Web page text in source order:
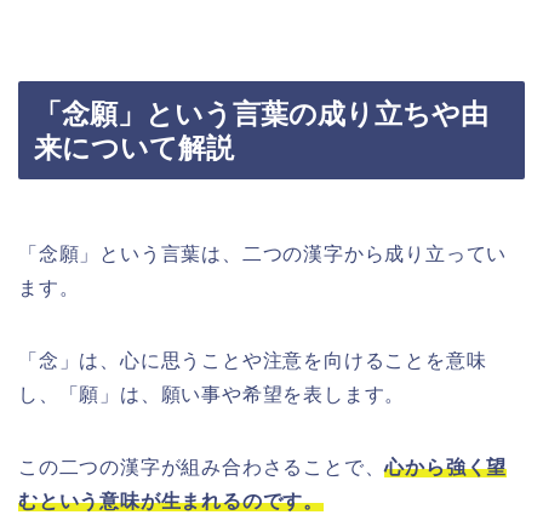
「念願」という言葉の成り立ちや由
来について解説
「念願」という言葉は、二つの漢字から成り立ってい
ます。
「念」は、心に思うことや注意を向けることを意味
し、「願」は、願い事や希望を表します。
この二つの漢字が組み合わさることで、心から強く望
むという意味が生まれるのです。